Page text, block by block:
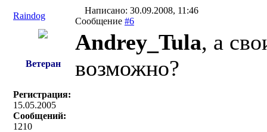
Raindog
Написано: 30.09.2008, 11:46
Сообщение #6
Ветеран
Регистрация:
15.05.2005
Сообщений:
1210
Andrey_Tula, а
возможно?